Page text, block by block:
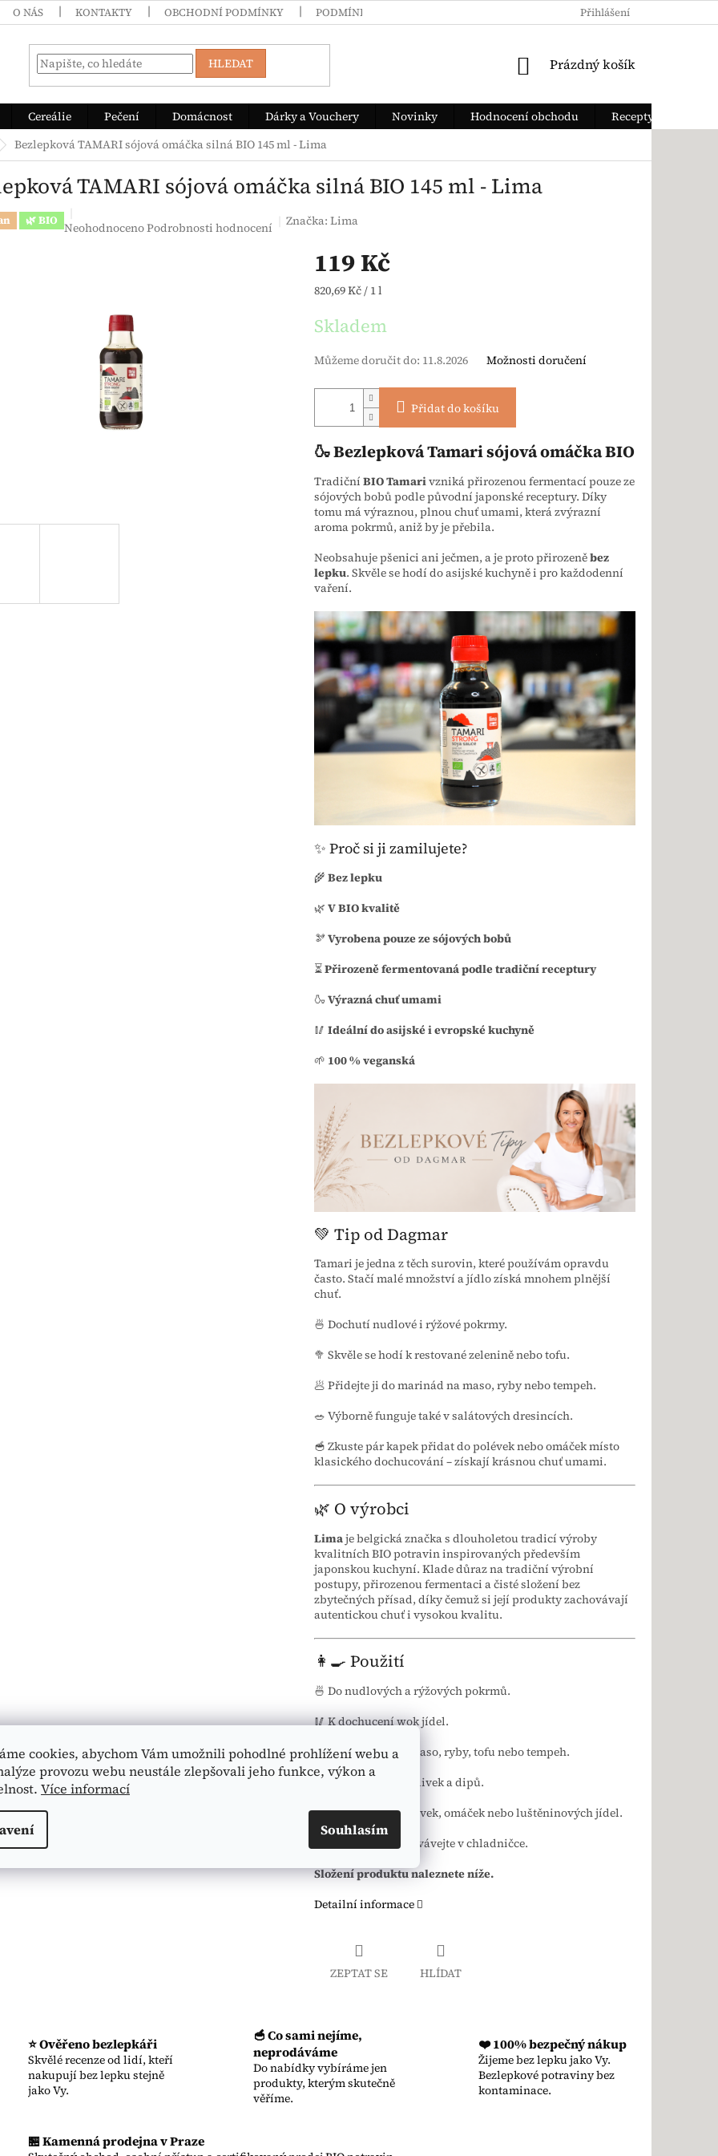
cookies, abychom Vám umožnili pohodlné prohlížení webu a
provozu webu neustále zlepšovali jeho funkce, výkon a
Více informací
Souhlasím
O NÁS KONTAKTY OBCHODNÍ PODMÍNKY PODMÍNKY OCHRANY OSOBNÍCH ÚDAJŮ JAK ZAPLATIT
Přihlášení
HLEDAT NÁKUPNÍ KOŠÍK
Prázdný košík
Cereálie Pečení Domácnost Dárky a Vouchery Novinky Hodnocení obchodu
Recepty
Bezlepková TAMARI sójová omáčka silná BIO 145 ml - Lima
TAMARI sójová omáčka silná BIO 145 ml - Lima
🌿 BIO Průměrné hodnocení produktu je 0,0 z 5 hvězdiček.
NeohodnocenoPodrobnosti hodnocení Značka:Lima
119 Kč
Měrná cena:
820,69 Kč / 1 l
Skladem
Můžeme doručit do: 11.8.2026 Možnosti doručení
Přidat do košíku
🍶 Bezlepková Tamari sójová omáčka BIO
Tradiční BIO Tamarivzniká přirozenou fermentací pouze ze
sójových bobů podle původní japonské receptury. Díky
tomu má výraznou, plnou chuť umami, která zvýrazní
aroma pokrmů, aniž by je přebila.
Neobsahuje pšenici ani ječmen, a je proto přirozeněbez
lepku. Skvěle se hodí do asijské kuchyně i pro každodenní
vaření.
✨ Proč si ji zamilujete?
🌾 Bez lepku
🌿 V BIO kvalitě
🫘 Vyrobena pouze ze sójových bobů
⏳Přirozeně fermentovaná podle tradiční receptury
🍶 Výrazná chuť umami
🥢 Ideální do asijské i evropské kuchyně
🌱 100 % veganská
💚 Tip od Dagmar
Tamari je jedna z těch surovin, které používám opravdu
často. Stačí malé množství a jídlo získá mnohem plnější
chuť.
🍜 Dochutí nudlové i rýžové pokrmy.
🥦 Skvěle se hodí k restované zelenině nebo tofu.
🥟 Přidejte ji do marinád na maso, ryby nebo tempeh.
🥗 Výborně funguje také v salátových dresincích.
🥣 Zkuste pár kapek přidat do polévek nebo omáček místo
klasického dochucování – získají krásnou chuť umami.
🌿 O výrobci
Limaje belgická značka s dlouholetou tradicí výroby
kvalitních BIO potravin inspirovaných především
japonskou kuchyní. Klade důraz na tradiční výrobní
postupy, přirozenou fermentaci a čisté složení bez
zbytečných přísad, díky čemuž si její produkty zachovávají
autentickou chuť i vysokou kvalitu.
👩‍🍳 Použití
🍜 Do nudlových a rýžových pokrmů.
🥢 K dochucení wok jídel.
🥟 Do marinád na maso, ryby, tofu nebo tempeh.
🥗 Do salátových zálivek a dipů.
🥣 K dochucení polévek, omáček nebo luštěninových jídel.
📦 Po otevření uchovávejte v chladničce.
Složení produktu naleznete níže.
Detailní informace
ZEPTAT SE HLÍDAT
⭐ Ověřeno bezlepkáři
Skvělé recenze od lidí, kteří
nakupují bez lepku stejně
jako Vy.
🥣 Co sami nejíme,
neprodáváme
Do nabídky vybíráme jen
produkty, kterým skutečně
věříme.
❤️ 100% bezpečný nákup
Žijeme bez lepku jako Vy.
Bezlepkové potraviny bez
kontaminace.
🏪 Kamenná prodejna v Praze